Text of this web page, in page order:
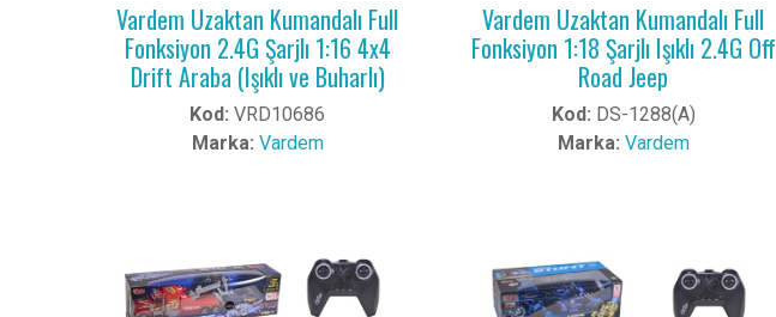
Vardem Uzaktan Kumandalı Full
Fonksiyon 2.4G Şarjlı 1:16 4x4
Drift Araba (Işıklı ve Buharlı)
Kod: VRD10686
Marka: Vardem
Vardem Uzaktan Kumandalı Full
Fonksiyon 1:18 Şarjlı Işıklı 2.4G Off
Road Jeep
Kod: DS-1288(A)
Marka: Vardem